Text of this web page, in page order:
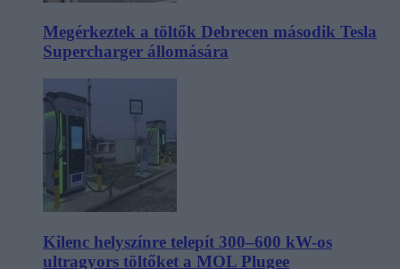
Megérkeztek a töltők Debrecen második Tesla
Supercharger állomására
Kilenc helyszínre telepít 300–600 kW-os
ultragyors töltőket a MOL Plugee